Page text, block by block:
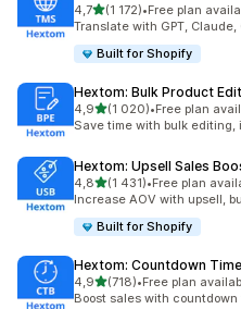
4,7na 5 gwiazdek
(1 172)
Łączna liczba recenzji: 1172
•Free plan
Translate with GPT,
Built for Shopify
Hextom: Bulk Product Edit
4,9na 5 gwiazdek
(1 020)
Łączna liczba recenzji: 1020
•Free plan
Save time with bulk editing,
Hextom: Upsell Sales
4,8na 5 gwiazdek
(1 431)
Łączna liczba recenzji: 1431
•Free plan
Increase AOV with upsell,
Built for Shopify
Hextom: Countdown
4,9na 5 gwiazdek
(718)
Łączna liczba recenzji: 718
•Free plan
Boost sales with